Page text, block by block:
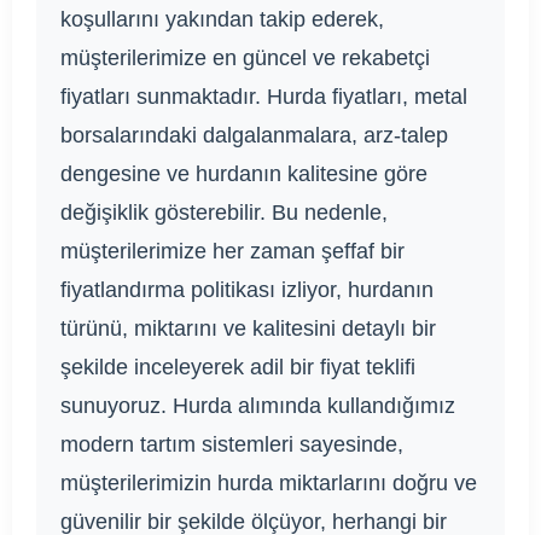
koşullarını yakından takip ederek,
müşterilerimize en güncel ve rekabetçi
fiyatları sunmaktadır. Hurda fiyatları, metal
borsalarındaki dalgalanmalara, arz-talep
dengesine ve hurdanın kalitesine göre
değişiklik gösterebilir. Bu nedenle,
müşterilerimize her zaman şeffaf bir
fiyatlandırma politikası izliyor, hurdanın
türünü, miktarını ve kalitesini detaylı bir
şekilde inceleyerek adil bir fiyat teklifi
sunuyoruz. Hurda alımında kullandığımız
modern tartım sistemleri sayesinde,
müşterilerimizin hurda miktarlarını doğru ve
güvenilir bir şekilde ölçüyor, herhangi bir